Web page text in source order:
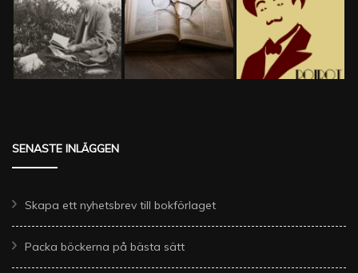
SENASTE INLÄGGEN
Skapa ett nyhetsbrev till bokförlaget
Packa böckerna på bästa sätt